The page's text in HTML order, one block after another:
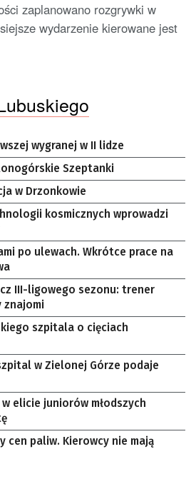
zaplanowano rozgrywki w
wydarzenie kierowane jest
wygranej w II lidze
Szeptanki
w Drzonkowie
kosmicznych wprowadzi
po ulewach. Wkrótce prace na
III-ligowego sezonu: trener
znajomi
szpitala o cięciach
w Zielonej Górze podaje
elicie juniorów młodszych
cen paliw. Kierowcy nie mają